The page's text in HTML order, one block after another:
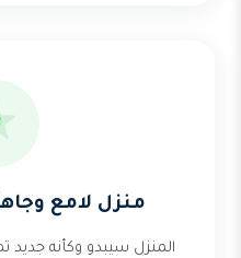
منزل لامع
المنزل سيبدو وكأنه جديد